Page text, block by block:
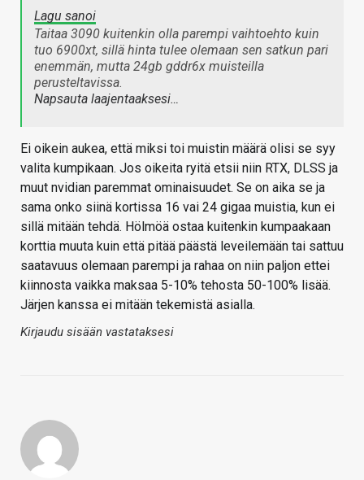
Lagu sanoi
Taitaa 3090 kuitenkin olla parempi vaihtoehto kuin
tuo 6900xt, sillä hinta tulee olemaan sen satkun pari
enemmän, mutta 24gb gddr6x muisteilla
perusteltavissa.
Napsauta laajentaaksesi…
Ei oikein aukea, että miksi toi muistin määrä olisi se syy
valita kumpikaan. Jos oikeita ryitä etsii niin RTX, DLSS ja
muut nvidian paremmat ominaisuudet. Se on aika se ja
sama onko siinä kortissa 16 vai 24 gigaa muistia, kun ei
sillä mitään tehdä. Hölmöä ostaa kuitenkin kumpaakaan
korttia muuta kuin että pitää päästä leveilemään tai sattuu
saatavuus olemaan parempi ja rahaa on niin paljon ettei
kiinnosta vaikka maksaa 5-10% tehosta 50-100% lisää.
Järjen kanssa ei mitään tekemistä asialla.
Kirjaudu sisään vastataksesi